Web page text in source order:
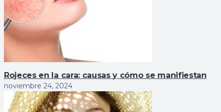
Rojeces en la cara: causas y cómo se manifiestan
noviembre 24, 2024